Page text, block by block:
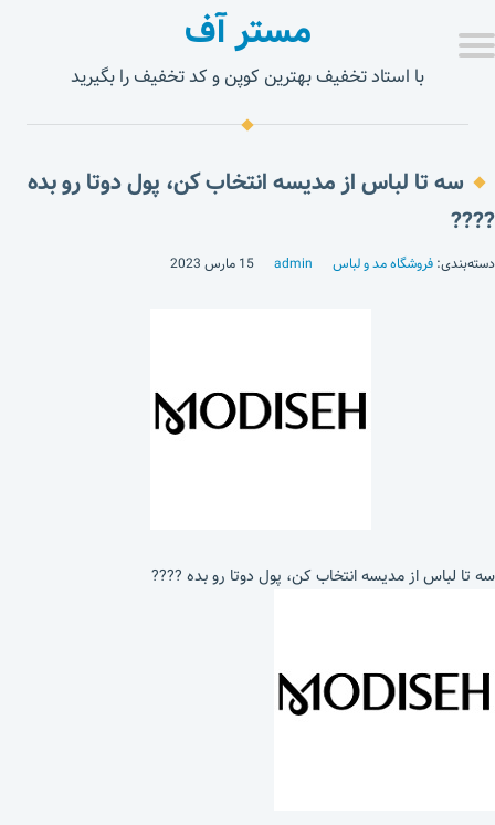
مستر آف
با استاد تخفیف بهترین کوپن و کد تخفیف را بگیرید
سه تا لباس از مدیسه انتخاب کن، پول دوتا رو بده
????
دسته‌بندی: فروشگاه مد و لباس admin 15 مارس 2023
سه تا لباس از مدیسه انتخاب کن، پول دوتا رو بده ????